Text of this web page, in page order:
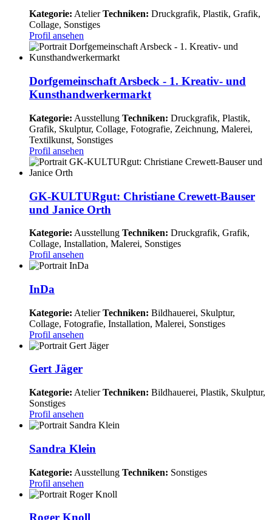
Kategorie: Atelier Techniken: Druckgrafik, Plastik, Grafik,
Collage, Sonstiges
Profil ansehen
Dorfgemeinschaft Arsbeck - 1. Kreativ- und
Kunsthandwerkermarkt
Kategorie: Ausstellung Techniken: Druckgrafik, Plastik,
Grafik, Skulptur, Collage, Fotografie, Zeichnung, Malerei,
Textilkunst, Sonstiges
Profil ansehen
GK-KULTURgut: Christiane Crewett-Bauser
und Janice Orth
Kategorie: Ausstellung Techniken: Druckgrafik, Grafik,
Collage, Installation, Malerei, Sonstiges
Profil ansehen
InDa
Kategorie: Atelier Techniken: Bildhauerei, Skulptur,
Collage, Fotografie, Installation, Malerei, Sonstiges
Profil ansehen
Gert Jäger
Kategorie: Atelier Techniken: Bildhauerei, Plastik, Skulptur,
Sonstiges
Profil ansehen
Sandra Klein
Kategorie: Ausstellung Techniken: Sonstiges
Profil ansehen